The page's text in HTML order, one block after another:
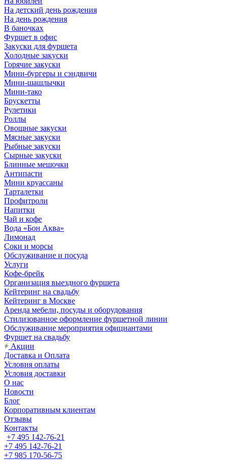
На детский день рождения
На день рождения
В баночках
Фуршет в офис
Закуски для фуршета
Холодные закуски
Горячие закуски
Мини-бургеры и сэндвичи
Мини-шашлычки
Мини-тако
Брускетты
Рулетики
Роллы
Овощные закуски
Мясные закуски
Рыбные закуски
Сырные закуски
Блинные мешочки
Антипасти
Мини круассаны
Тарталетки
Профитроли
Напитки
Чай и кофе
Вода «Бон Аква»
Лимонад
Соки и морсы
Обслуживание и посуда
Услуги
Кофе-брейк
Организация выездного фуршета
Кейтеринг на свадьбу
Кейтеринг в Москве
Аренда мебели, посуды и оборудования
Стилизованное оформление фуршетной линии
Обслуживание мероприятия официантами
Фуршет на свадьбу
Акции
Доставка и Оплата
Условия оплаты
Условия доставки
О нас
Новости
Блог
Корпоративным клиентам
Отзывы
Контакты
+7 495 142-76-21
+7 495 142-76-21
+7 985 170-56-75